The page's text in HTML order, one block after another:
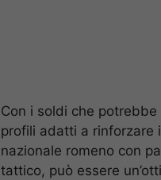
Con i soldi che
profili adatti a rinforzare
nazionale romeno con
tattico, può essere